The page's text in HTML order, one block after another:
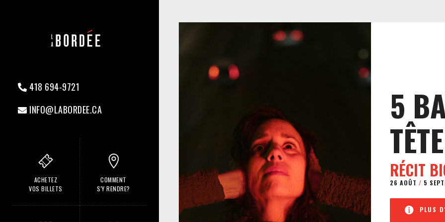
418 694-9721
INFO@LABORDEE.CA
ACHETEZ
VOS BILLETS
COMMENT
S'Y RENDRE?
5
TÊTE
RÉCIT
26 AOÛT / 5
PLUS